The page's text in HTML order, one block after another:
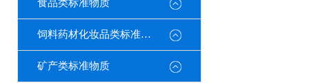
食品类标准物质
饲料药材化妆品类标准物质
矿产类标准物质